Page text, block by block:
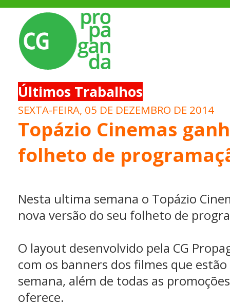
Últimos Trabalhos
SEXTA-FEIRA, 05 DE DEZEMBRO DE 2014
Topázio Cinemas
folheto de
Nesta ultima semana o Topázio
nova versão do seu folheto de
O layout desenvolvido pela CG
com os banners dos filmes que
semana, além de todas as
oferece.